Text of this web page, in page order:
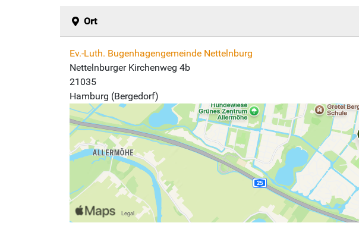
Ort
Ev.-Luth. Bugenhagengemeinde Nettelnburg
Nettelnburger Kirchenweg 4b
21035
Hamburg (Bergedorf)